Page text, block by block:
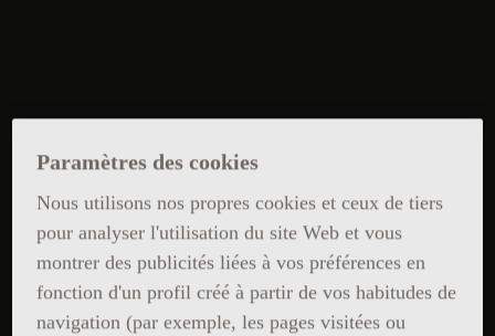
Paramètres des cookies
Nous utilisons nos propres cookies et ceux de tiers
pour analyser l'utilisation du site Web et vous
montrer des publicités liées à vos préférences en
fonction d'un profil créé à partir de vos habitudes de
navigation (par exemple, les pages visitées ou